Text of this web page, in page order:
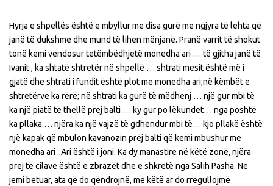
Hyrja e shpellës është e mbyllur me disa gurë me ngjyra të lehta që
janë të dukshme dhe mund të lihen mënjanë. Pranë varrit të shokut
tonë kemi vendosur tetëmbëdhjetë monedha ari … të gjitha janë të
Ivanit , ka shtatë shtretër në shpellë … shtrati mesit është më i
gjatë dhe shtrati i fundit është plot me monedha ari;në këmbët e
shtretërve ka rërë; në shtrati ka gurë të mëdhenj … një gur mbi të
ka një piatë të thellë prej balti … ky gur po lëkundet… nga poshtë
ka pllaka … njëra ka një vajzë të gdhendur mbi të… kjo pllakë është
një kapak që mbulon kavanozin prej balti që kemi mbushur me
monedha ari ..Ari është i joni. Ka dy manastire në këtë zonë, njëra
prej të cilave është e zbrazët dhe e shkretë nga Salih Pasha. Ne
jemi betuar, ata që do qëndrojnë, me këtë ar do rregullojmë